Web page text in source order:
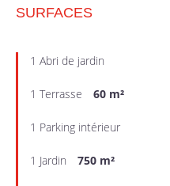
SURFACES
1 Abri de jardin
1 Terrasse 60 m²
1 Parking intérieur
1 Jardin 750 m²